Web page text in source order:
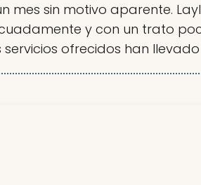
mes sin motivo aparente.
y con un trato
ofrecidos han llevado